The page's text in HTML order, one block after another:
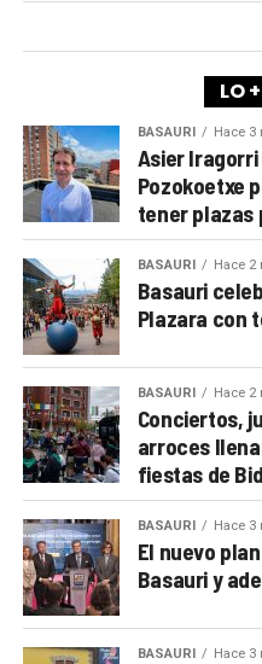
LO
BASAURI Hace 3
Asier Iragorri
Pozokoetxe
tener plazas
BASAURI Hace 2
Basauri
Plazara con
BASAURI Hace 2
Conciertos,
arroces
fiestas de
BASAURI Hace 3
El nuevo
Basauri y
BASAURI Hace 3